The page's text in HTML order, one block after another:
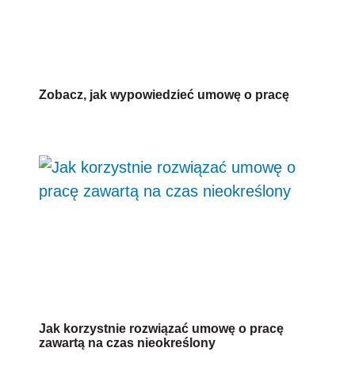
Zobacz, jak wypowiedzieć umowę o pracę
Jak korzystnie rozwiązać umowę o pracę
zawartą na czas nieokreślony